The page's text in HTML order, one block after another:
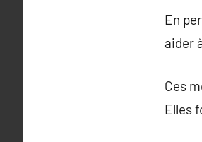
En
aider
Ces
Elles